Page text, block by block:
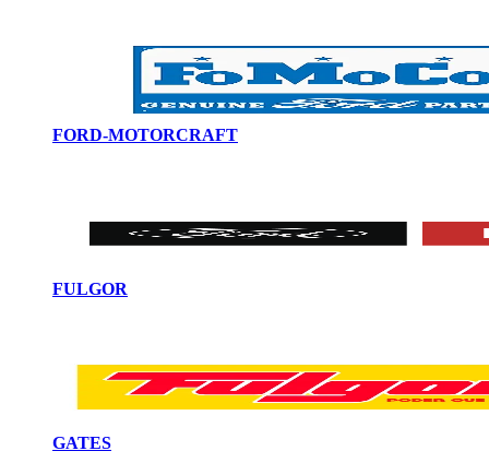
FORD-MOTORCRAFT
FULGOR
GATES